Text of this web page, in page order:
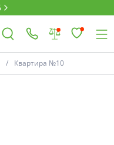
Квартира №10
Комнатность